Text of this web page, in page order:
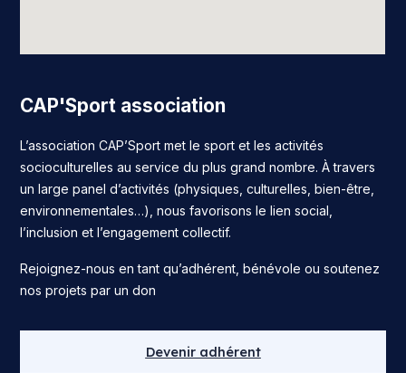
CAP'Sport association
L’association CAP’Sport met le sport et les activités
socioculturelles au service du plus grand nombre. À travers
un large panel d’activités (physiques, culturelles, bien-être,
environnementales…), nous favorisons le lien social,
l’inclusion et l’engagement collectif.
Rejoignez-nous en tant qu’adhérent, bénévole ou soutenez
nos projets par un don
Devenir adhérent